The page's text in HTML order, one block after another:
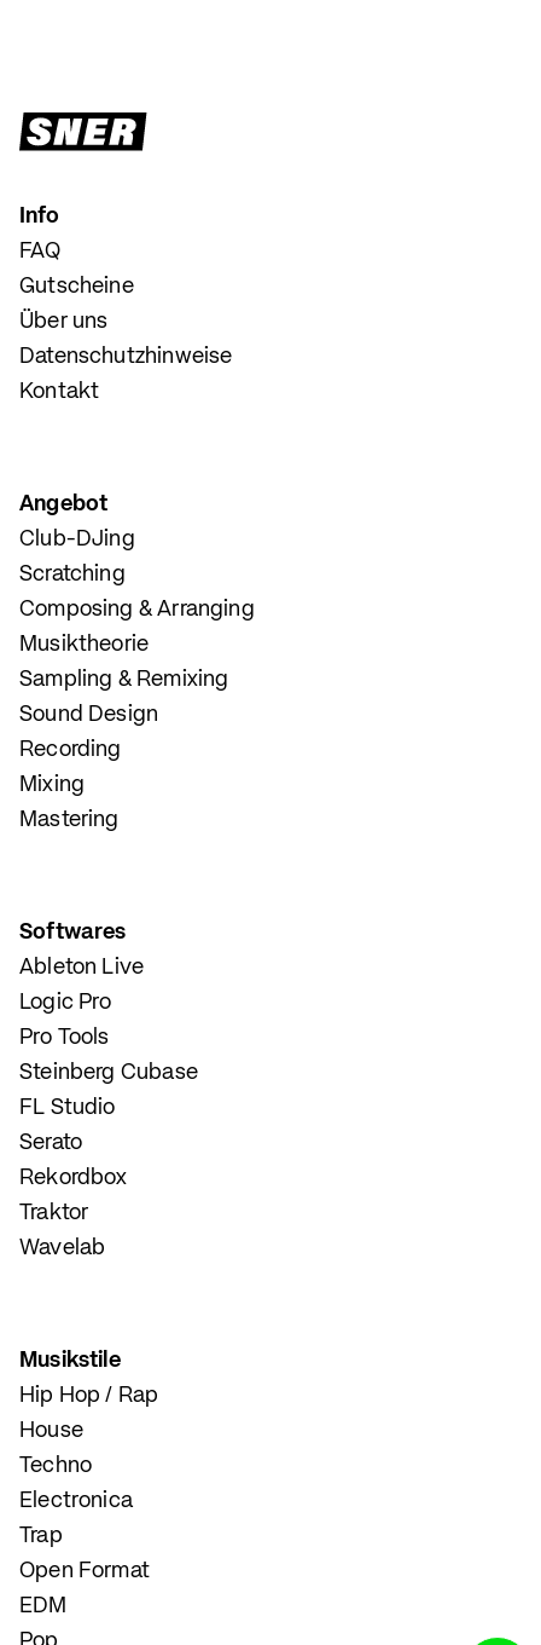
Info
FAQ
Gutscheine
Über uns
Datenschutzhinweise
Kontakt
Angebot
Club-DJing
Scratching
Composing & Arranging
Musiktheorie
Sampling & Remixing
Sound Design
Recording
Mixing
Mastering
Softwares
Ableton Live
Logic Pro
Pro Tools
Steinberg Cubase
FL Studio
Serato
Rekordbox
Traktor
Wavelab
Musikstile
Hip Hop / Rap
House
Techno
Electronica
Trap
Open Format
EDM